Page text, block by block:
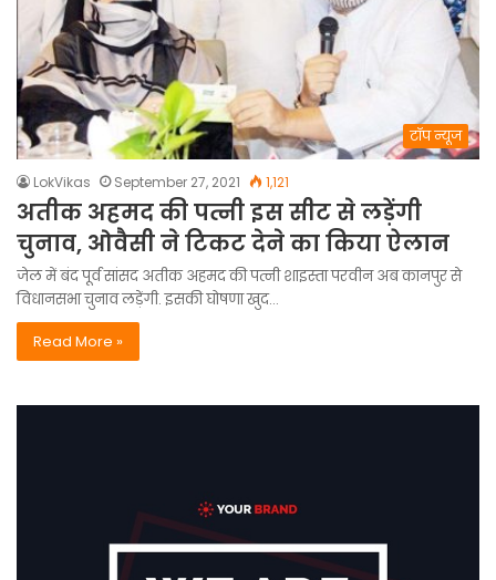
टॉप न्यूज
LokVikas September 27, 2021 1,121
अतीक अहमद की पत्नी इस सीट से लड़ेंगी
चुनाव, ओवैसी ने टिकट देने का किया ऐलान
जेल में बंद पूर्व सांसद अतीक अहमद की पत्नी शाइस्ता परवीन अब कानपुर से
विधानसभा चुनाव लड़ेंगी. इसकी घोषणा खुद…
Read More »